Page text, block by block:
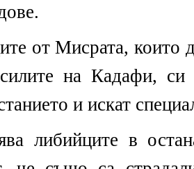
от Мисрата, които
на Кадафи, си
и искат
либийците в